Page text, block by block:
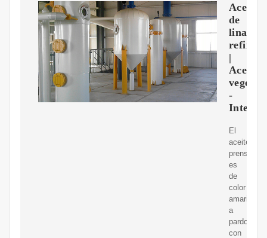
Aceite
de
linaza
|
Aceites
-
Interfat
El
aceite
prensado
es
de
color
amarillo
a
pardo
con